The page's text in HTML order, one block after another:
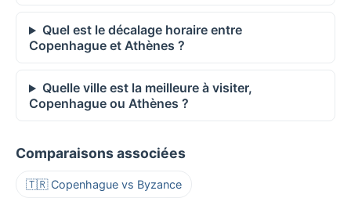
Quel est le décalage horaire entre
Copenhague et Athènes ?
Quelle ville est la meilleure à visiter,
Copenhague ou Athènes ?
Comparaisons associées
🇹🇷 Copenhague vs Byzance